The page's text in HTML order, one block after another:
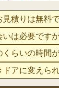
積りは無料
は必要です
らいの時間
アに変えら